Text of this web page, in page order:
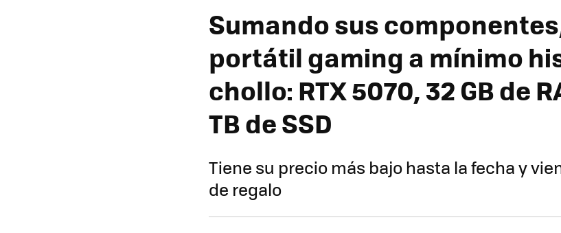
Sumando sus
portátil gaming a mínimo
chollo: RTX 5070, 32 GB de
TB de SSD
Tiene su precio más bajo hasta la fecha y
de regalo